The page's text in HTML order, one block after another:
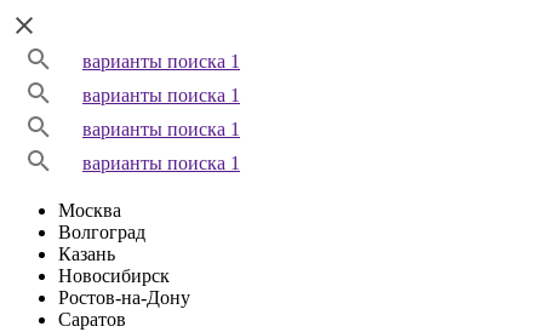
варианты поиска 1
варианты поиска 1
варианты поиска 1
варианты поиска 1
Москва
Волгоград
Казань
Новосибирск
Ростов-на-Дону
Саратов